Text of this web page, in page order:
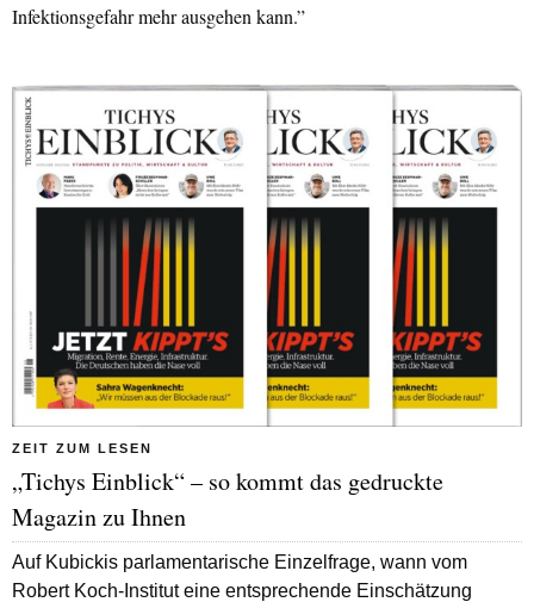
Infektionsgefahr mehr ausgehen kann.”
ZEIT ZUM LESEN
„Tichys Einblick“ – so kommt das gedruckte
Magazin zu Ihnen
Auf Kubickis parlamentarische Einzelfrage, wann vom
Robert Koch-Institut eine entsprechende Einschätzung